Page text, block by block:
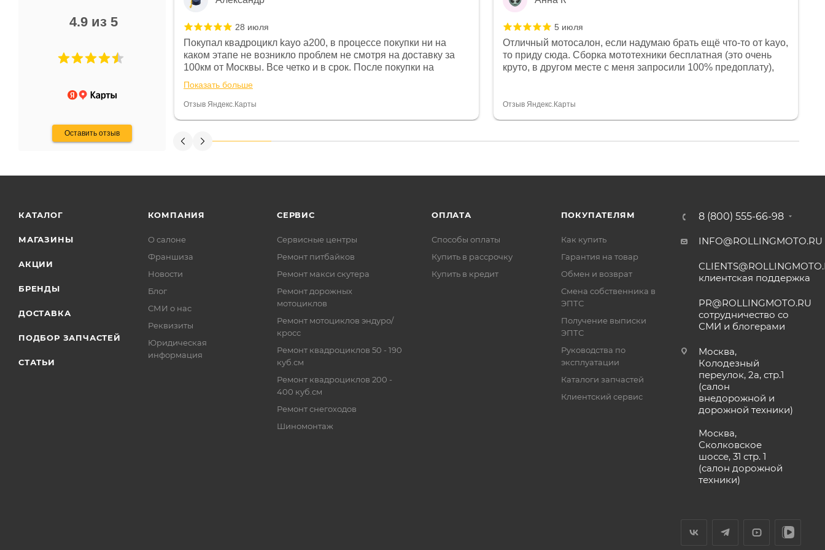
4.9 из 5
Оставить отзыв
Не понравились условия
и дают только на год)
28 июля
Покупал квадроцикл kayo a200, в процессе покупки ни на
каком этапе не возникло проблем не смотря на доставку за
100км от Москвы. Все четко и в срок. После покупки на
спидометре всегда был 0, при этом представители магазина
постоянно были на связи и в итоге проблема была решена.
Считаю, что это говорит о небезразличии к клиенту после
Показать больше
Отзыв Яндекс.Карты
5 июля
Отличный мотосалон, если надумаю брать ещё что-то от kayo,
то приду сюда. Сборка мототехники бесплатная (это очень
круто, в другом месте с меня запросили 100% предоплату),
спасибо отдельное, всегда на связи, очень детально всё
Отзыв Яндекс.Карты
КАТАЛОГ
МАГАЗИНЫ
АКЦИИ
БРЕНДЫ
ДОСТАВКА
ПОДБОР ЗАПЧАСТЕЙ
СТАТЬИ
КОМПАНИЯ
О салоне
Франшиза
Новости
Блог
СМИ о нас
Реквизиты
Юридическая
информация
СЕРВИС
Сервисные центры
Ремонт питбайков
Ремонт макси скутера
Ремонт дорожных
мотоциклов
Ремонт мотоциклов эндуро/
кросс
Ремонт квадроциклов 50 - 190
куб.см
Ремонт квадроциклов 200 -
400 куб.см
Ремонт снегоходов
Шиномонтаж
ОПЛАТА
Способы оплаты
Купить в рассрочку
Купить в кредит
ПОКУПАТЕЛЯМ
Как купить
Гарантия на товар
Обмен и возврат
Смена собственника в
ЭПТС
Получение выписки
ЭПТС
Руководства по
эксплуатации
Каталоги запчастей
Клиентский сервис
8 (800) 555-66-98
INFO@ROLLINGMOTO.RU
клиентская поддержка
PR@ROLLINGMOTO.RU
сотрудничество со
СМИ и блогерами
Москва,
Колодезный
переулок, 2а, стр.1
(салон
внедорожной и
дорожной техники)
Москва,
Сколковское
шоссе, 31 стр. 1
(салон дорожной
техники)